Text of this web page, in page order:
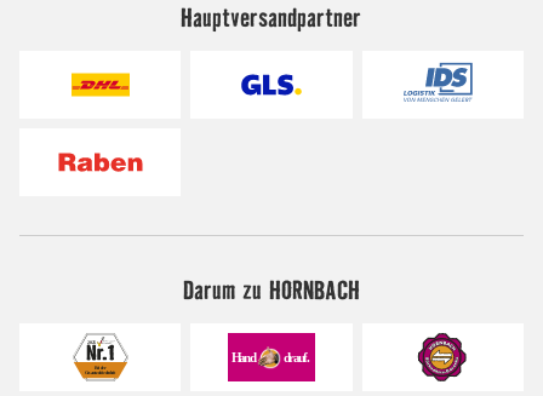
Hauptversandpartner
Darum zu HORNBACH